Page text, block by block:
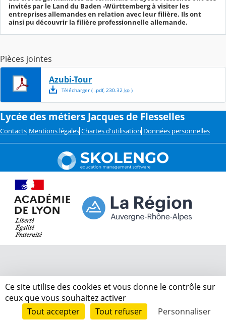
invités par le Land du Baden -Württemberg à visiter les
entreprises allemandes en relation avec leur filière. Ils ont
ainsi pu découvrir la filière professionnelle allemande.
Pièces jointes
Azubi-Tour
Télécharger( .pdf, 230.32 ko)
Lycée des métiers Jacques de Flesselles
Contacts Mentions légales Chartes d'utilisation Données personnelles
Ce site utilise des cookies et vous donne le contrôle sur
ceux que vous souhaitez activer
Tout accepter
Tout refuser Personnaliser